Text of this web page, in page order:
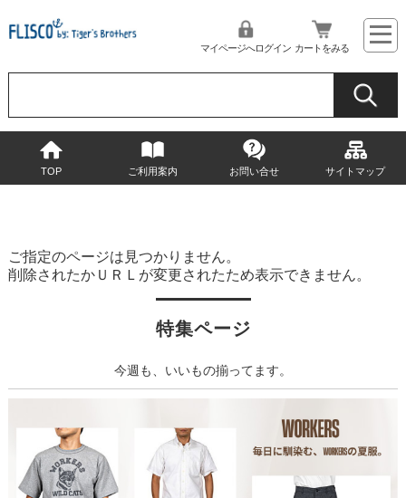
マイページへログイン カートをみる
TOP ご利用案内 お問い合せ サイトマップ
ご指定のページは見つかりません。
削除されたかＵＲＬが変更されたため表示できません。
特集ページ
今週も、いいもの揃ってます。